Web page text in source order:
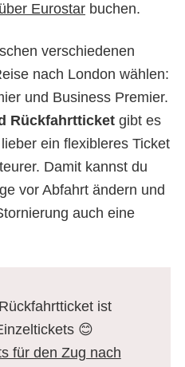
über Eurostar buchen.
verschiedenen
nach London wählen:
und Business Premier.
Rückfahrtticket gibt es
ein flexibleres Ticket
Damit kannst du
vor Abfahrt ändern und
auch eine
ist
😊
für den Zug nach